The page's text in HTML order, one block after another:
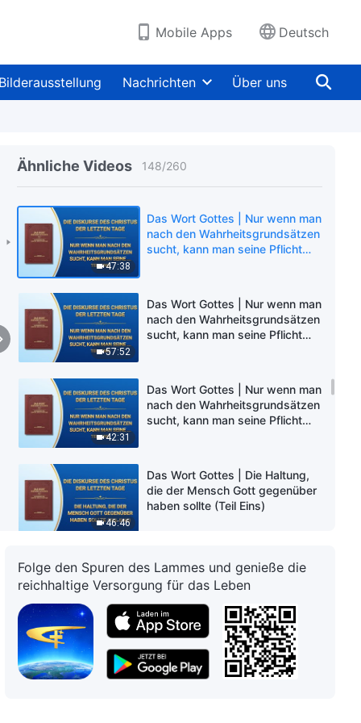
Mobile Apps Deutsch
Bilderausstellung Nachrichten Über uns
Ähnliche Videos 148/260
Selbsterkenntnis ist beim
Streben nach der Wahrheit
Streben nach der Wahrheit
47:38
Das Wort Gottes | Nur wenn man
nach den Wahrheitsgrundsätzen
sucht, kann man seine Pflicht
57:52
Das Wort Gottes | Nur wenn man
nach den Wahrheitsgrundsätzen
sucht, kann man seine Pflicht
42:31
Das Wort Gottes | Nur wenn man
nach den Wahrheitsgrundsätzen
sucht, kann man seine Pflicht
46:46
Das Wort Gottes | Die Haltung,
die der Mensch Gott gegenüber
haben sollte (Teil Eins)
1:08:56
Das Wort Gottes | Die Haltung,
die der Mensch Gott gegenüber
haben sollte (Teil Zwei)
Das Wort Gottes | Die Haltung,
die der Mensch Gott gegenüber
haben sollte (Teil Drei)
Folge den Spuren des Lammes und genieße die
reichhaltige Versorgung für das Leben